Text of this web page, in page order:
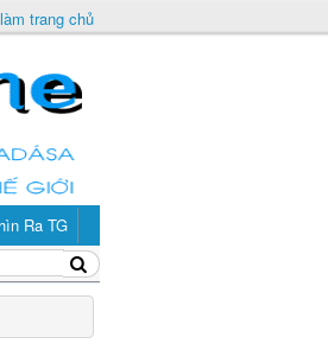
trang chủ
Ra TG